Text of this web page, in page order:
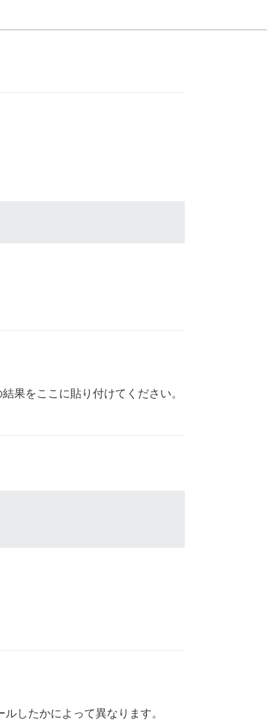
果をここに貼り付けてください。
したかによって異なります。